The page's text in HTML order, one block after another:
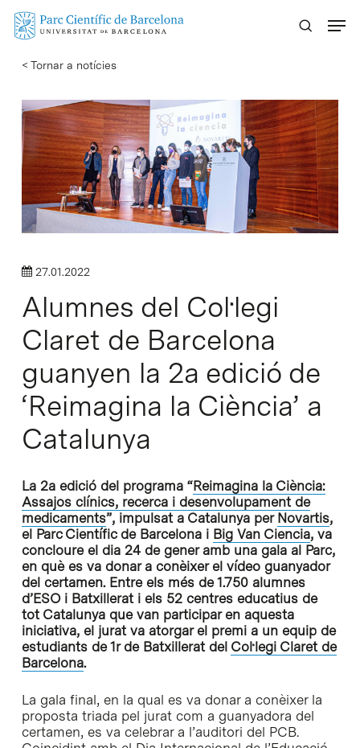
Skip
content
< Tornar a notícies
27.01.2022
Alumnes del Col·legi
Claret de Barcelona
guanyen la 2a edició de
‘Reimagina la Ciència’ a
Catalunya
La 2a edició del programa “Reimagina la Ciència:
Assajos clínics, recerca i desenvolupament de
medicaments”, impulsat a Catalunya per Novartis,
el Parc Científic de Barcelona i Big Van Ciencia, va
concloure el dia 24 de gener amb una gala al Parc,
en què es va donar a conèixer el vídeo guanyador
del certamen. Entre els més de 1.750 alumnes
d’ESO i Batxillerat i els 52 centres educatius de
tot Catalunya que van participar en aquesta
iniciativa, el jurat va atorgar el premi a un equip de
estudiants de 1r de Batxillerat del Col·legi Claret de
Barcelona.
La gala final, en la qual es va donar a conèixer la
proposta triada pel jurat com a guanyadora del
certamen, es va celebrar a l’auditori del PCB.